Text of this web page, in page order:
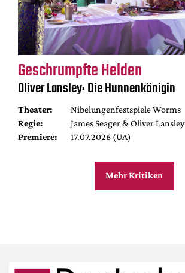
Geschrumpfte Helden
Oliver Lansley: Die Hunnenkönigin
Theater:
Nibelungenfestspiele Worms
Regie:
James Seager & Oliver Lansley
Premiere:
17.07.2026 (UA)
Mehr Kritiken